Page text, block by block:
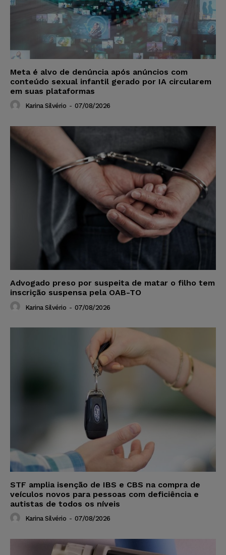
Meta é alvo de denúncia após anúncios com
conteúdo sexual infantil gerado por IA circularem
em suas plataformas
Karina Silvério - 07/08/2026
Advogado preso por suspeita de matar o filho tem
inscrição suspensa pela OAB-TO
Karina Silvério - 07/08/2026
STF amplia isenção de IBS e CBS na compra de
veículos novos para pessoas com deficiência e
autistas de todos os níveis
Karina Silvério - 07/08/2026